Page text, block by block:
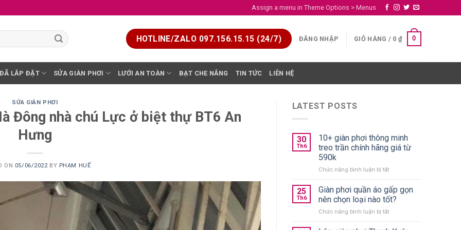
Assign a menu in Theme Options > Menus
HOTLINE/ZALO 097.156.15.15 (24/7) ĐĂNG NHẬP GIỎ HÀNG / 0 ₫ 0
LẮP ĐẶT SỬA GIÀN PHƠI LƯỚI AN TOÀN BẠT CHE NẮNG TIN TỨC LIÊN HỆ
SỬA GIÀN PHƠI
Đông nhà chú Lực ở biệt thự BT6 An
Hưng
ON 05/06/2022 BY PHẠM HUẾ
LATEST POSTS
30
Th6
10+ giàn phơi thông minh
treo trần chính hãng giá từ
590k
Chức năng bình luận bị tắtở
giàn
phơi
thông
minh
25
Th6
Giàn phơi quần áo gấp gọn
nên chọn loại nào tốt?
Chức năng bình luận bị tắtở
phơi